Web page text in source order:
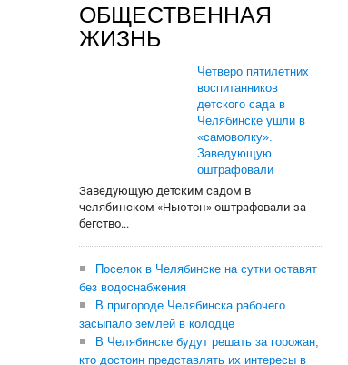
ОБЩЕСТВЕННАЯ
ЖИЗНЬ
Четверо пятилетних
воспитанников
детского сада в
Челябинске ушли в
«самоволку».
Заведующую
оштрафовали
Заведующую детским садом в
челябинском «Ньютон» оштрафовали за
бегство...
Поселок в Челябинске на сутки оставят
без водоснабжения
В пригороде Челябинска рабочего
засыпало землей в колодце
В Челябинске будут решать за горожан,
кто достоин представлять их интересы в